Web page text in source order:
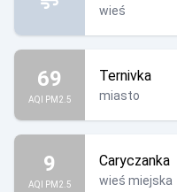
wieś
69
AQI PM2.5
Ternivka
miasto
9
AQI PM2.5
Caryczanka
wieś miejska